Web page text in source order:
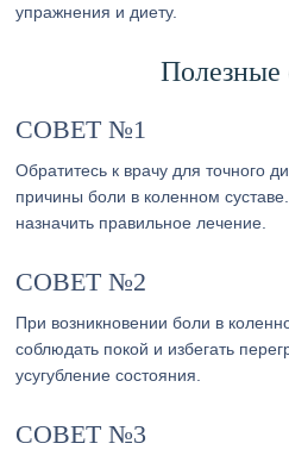
упражнения и диету.
Полезные
СОВЕТ №1
Обратитесь к врачу для точного
причины боли в коленном
назначить правильное лечение.
СОВЕТ №2
При возникновении боли в
соблюдать покой и избегать
усугубление состояния.
СОВЕТ №3